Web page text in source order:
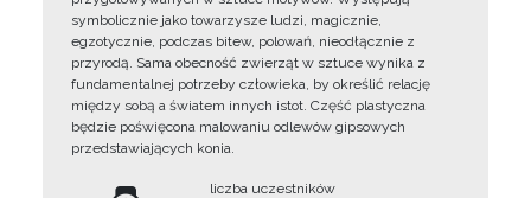
symbolicznie jako towarzysze ludzi, magicznie,
egzotycznie, podczas bitew, polowań, nieodłącznie z
przyrodą. Sama obecność zwierząt w sztuce wynika z
fundamentalnej potrzeby człowieka, by określić relację
między sobą a światem innych istot. Część plastyczna
będzie poświęcona malowaniu odlewów gipsowych
przedstawiających konia.
liczba uczestników